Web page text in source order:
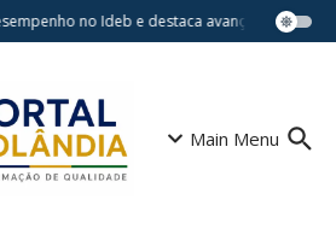
no Ideb e destaca avanços em
Main Menu